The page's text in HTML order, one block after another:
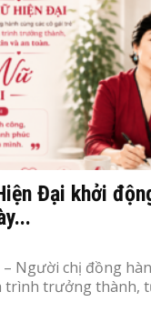
Đại khởi
Người chị đồng
trình trưởng thành,